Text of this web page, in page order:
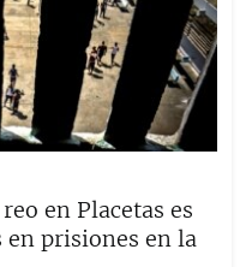
en Placetas es
en prisiones en la